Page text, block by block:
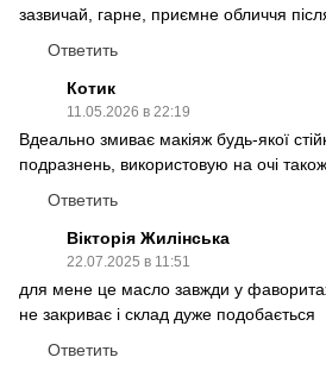
зазвичай, гарне, приємне обличчя
Ответить
Котик
11.05.2026 в 22:19
Вдеально змиває макіяж будь-якої
подразнень, використовую на очі також.
Ответить
Вікторія Жилінська
22.07.2025 в 11:51
для мене це масло завжди у
не закриває і склад дуже подобається
Ответить